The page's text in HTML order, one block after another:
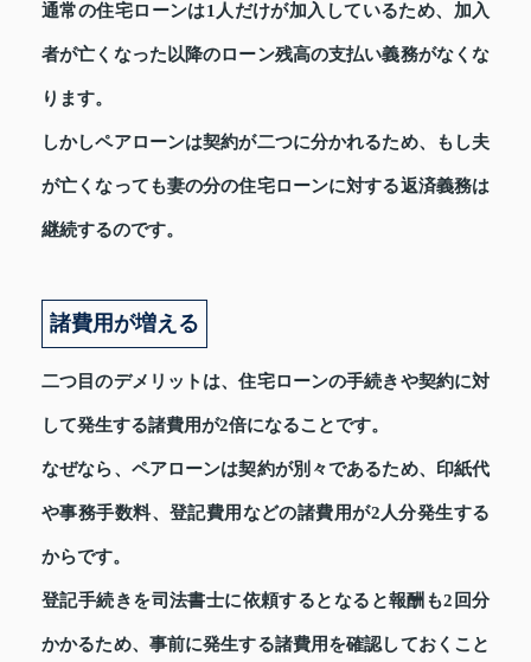
通常の住宅ローンは1人だけが加入しているため、加入
者が亡くなった以降のローン残高の支払い義務がなくな
ります。
しかしペアローンは契約が二つに分かれるため、もし夫
が亡くなっても妻の分の住宅ローンに対する返済義務は
継続するのです。
諸費用が増える
二つ目のデメリットは、住宅ローンの手続きや契約に対
して発生する諸費用が2倍になることです。
なぜなら、ペアローンは契約が別々であるため、印紙代
や事務手数料、登記費用などの諸費用が2人分発生する
からです。
登記手続きを司法書士に依頼するとなると報酬も2回分
かかるため、事前に発生する諸費用を確認しておくこと